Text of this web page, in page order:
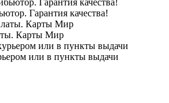
Гарантия качества!
Карты Мир
или в пункты выдачи